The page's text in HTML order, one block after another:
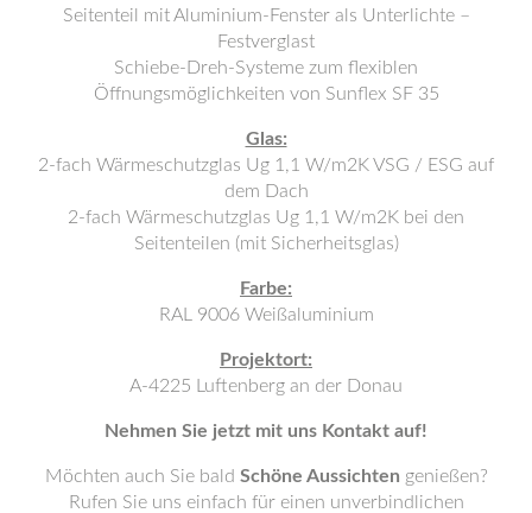
Seitenteil mit Aluminium-Fenster als Unterlichte –
Festverglast
Schiebe-Dreh-Systeme zum flexiblen
Öffnungsmöglichkeiten von Sunflex SF 35
Glas:
2-fach Wärmeschutzglas Ug 1,1 W/m2K VSG / ESG auf
dem Dach
2-fach Wärmeschutzglas Ug 1,1 W/m2K bei den
Seitenteilen (mit Sicherheitsglas)
Farbe:
RAL 9006 Weißaluminium
Projektort:
A-4225 Luftenberg an der Donau
Nehmen Sie jetzt mit uns Kontakt auf!
Möchten auch Sie bald Schöne Aussichten genießen?
Rufen Sie uns einfach für einen unverbindlichen